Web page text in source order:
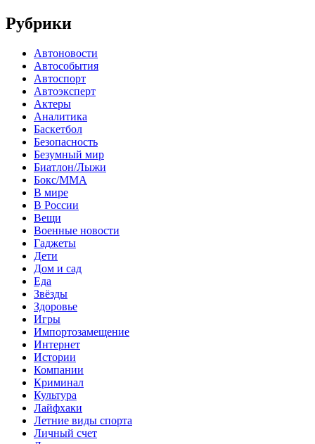
Рубрики
Автоновости
Автособытия
Автоспорт
Автоэксперт
Актеры
Аналитика
Баскетбол
Безопасность
Безумный мир
Биатлон/Лыжи
Бокс/MMA
В мире
В России
Вещи
Военные новости
Гаджеты
Дети
Дом и сад
Еда
Звёзды
Здоровье
Игры
Импортозамещение
Интернет
Истории
Компании
Криминал
Культура
Лайфхаки
Летние виды спорта
Личный счет